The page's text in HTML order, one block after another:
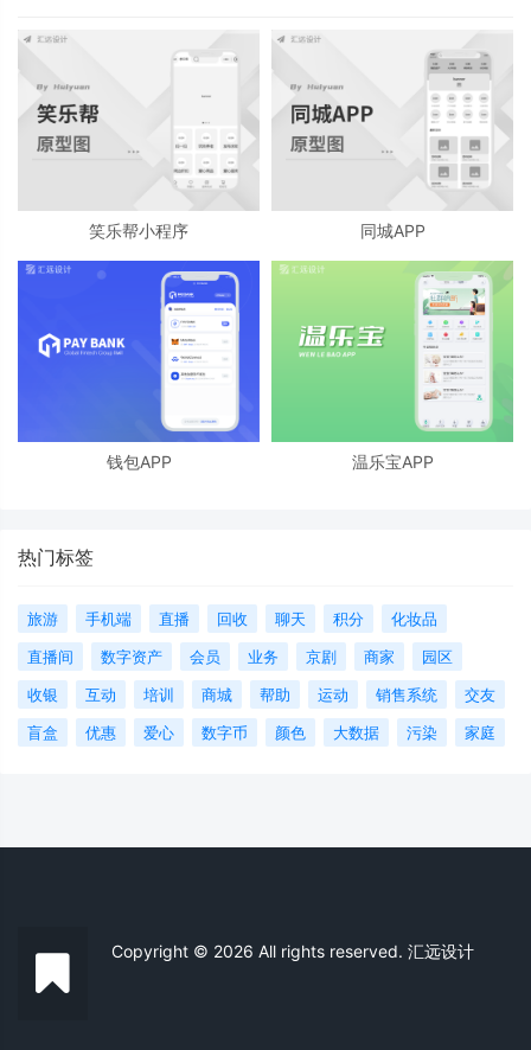
笑乐帮小程序 同城APP
钱包APP 温乐宝APP
热门标签
旅游 手机端 直播 回收 聊天 积分
化妆品
直播间
数字资产 会员 业务 京剧 商家
园区
收银
互动 培训 商城 帮助 运动 销售系统
交友
盲盒
优惠 爱心 数字币 颜色 大数据 污染 家庭
Copyright © 2026 All rights reserved. 汇远设计